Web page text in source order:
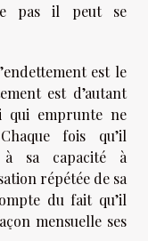
pas il peut se
est le
est d’autant
qui emprunte ne
fois qu’il
sa capacité à
répétée de sa
du fait qu’il
mensuelle ses